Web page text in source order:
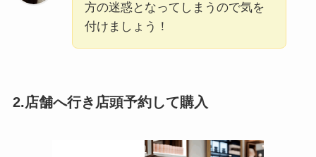
方の迷惑となってしまうので気を
付けましょう！
2.店舗へ行き店頭予約して購入